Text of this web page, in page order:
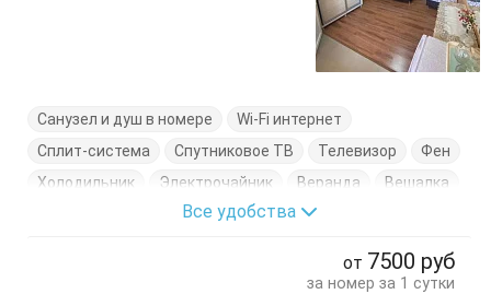
Санузел и душ в номере
Wi-Fi интернет
Сплит-система
Спутниковое ТВ Телевизор
Фен
Холодильник
Электрочайник Веранда
Вешалка
Журнальный столик
Все удобства
от 7500 руб
за номер за 1 сутки